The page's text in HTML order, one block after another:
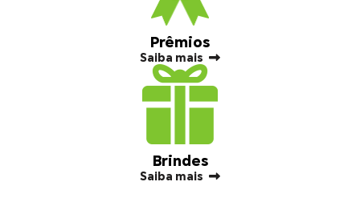
Prêmios
Saiba mais
Brindes
Saiba mais